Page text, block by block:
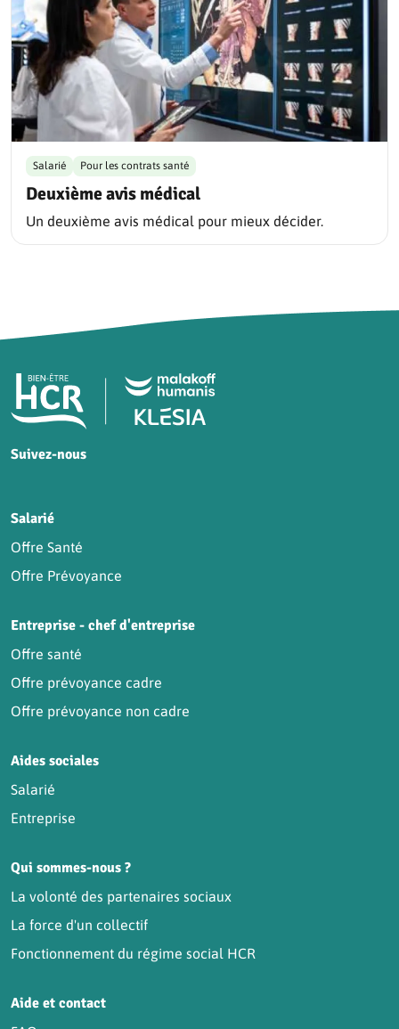
Deuxième avis médical
Salarié Pour les contrats santé
Un deuxième avis médical pour mieux décider.
Pied de page HCR Bien-Être
Suivez-nous
Salarié
Offre Santé
Offre Prévoyance
Entreprise - chef d'entreprise
Offre santé
Offre prévoyance cadre
Offre prévoyance non cadre
Aides sociales
Salarié
Entreprise
Qui sommes-nous ?
La volonté des partenaires sociaux
La force d'un collectif
Fonctionnement du régime social HCR
Aide et contact